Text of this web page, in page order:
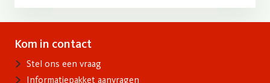
Kom in contact
Contact
Stel ons een vraag
Informatiepakket aanvragen